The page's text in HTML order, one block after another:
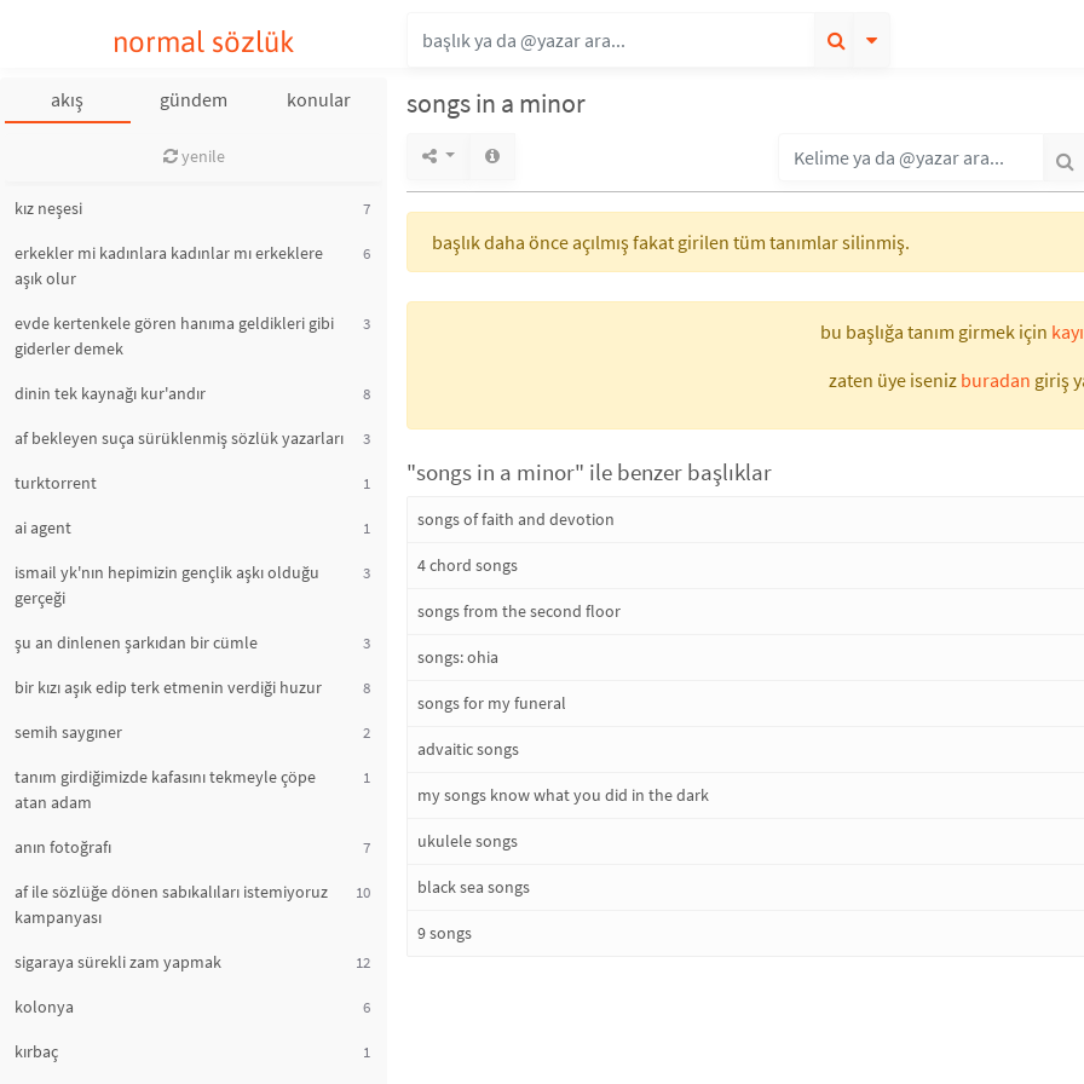
normal sözlük
akış gündem konular
yenile
kız neşesi 7
erkekler mi kadınlara kadınlar mı erkeklere
aşık olur
6
evde kertenkele gören hanıma geldikleri gibi
giderler demek
3
dinin tek kaynağı kur'andır 8
af bekleyen suça sürüklenmiş sözlük yazarları 3
turktorrent 1
ai agent 1
ismail yk'nın hepimizin gençlik aşkı olduğu
gerçeği
3
şu an dinlenen şarkıdan bir cümle 3
bir kızı aşık edip terk etmenin verdiği huzur 8
semih saygıner 2
tanım girdiğimizde kafasını tekmeyle çöpe
atan adam
1
anın fotoğrafı 7
af ile sözlüğe dönen sabıkalıları istemiyoruz
kampanyası
10
sigaraya sürekli zam yapmak 12
kolonya 6
kırbaç 1
songs in a minor
başlık daha önce açılmış fakat girilen tüm tanımlar silinmiş.
bu başlığa tanım girmek için
zaten üye iseniz buradan giriş
"songs in a minor" ile benzer başlıklar
songs of faith and devotion
4 chord songs
songs from the second floor
songs: ohia
songs for my funeral
advaitic songs
my songs know what you did in the dark
ukulele songs
black sea songs
9 songs